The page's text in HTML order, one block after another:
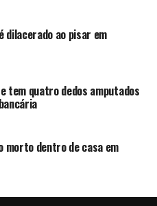
dilacerado ao pisar em
tem quatro dedos amputados
morto dentro de casa em